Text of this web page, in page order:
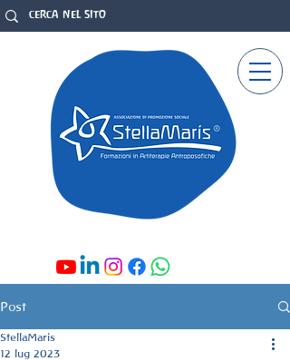
Post
StellaMaris
12 lug 2023